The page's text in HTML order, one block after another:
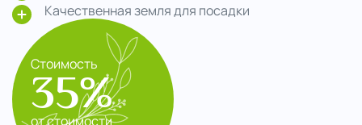
Качественная земля для посадки
Стоимость
35%
от стоимости